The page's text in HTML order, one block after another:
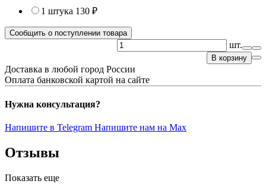
1 штука 130 ₽
Сообщить о поступлении товара
шт.
В корзину
Доставка в любой город России
Оплата банковской картой на сайте
Нужна консультация?
Напишите в Telegram Напишите нам на Max
Отзывы
Показать еще